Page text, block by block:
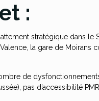
:
stratégique dans
la gare de
de
pas d’accessibilité